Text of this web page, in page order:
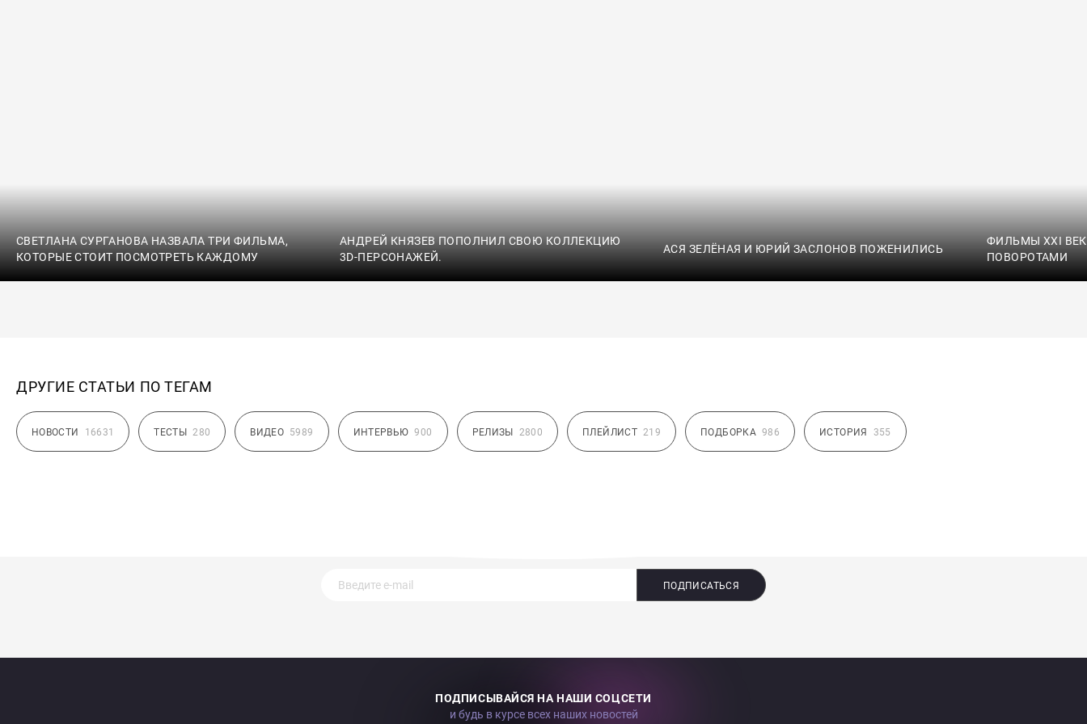
СВЕТЛАНА СУРГАНОВА НАЗВАЛА ТРИ ФИЛЬМА,
КОТОРЫЕ СТОИТ ПОСМОТРЕТЬ КАЖДОМУ
АНДРЕЙ КНЯЗЕВ ПОПОЛНИЛ СВОЮ КОЛЛЕКЦИЮ
3D-ПЕРСОНАЖЕЙ.
АСЯ ЗЕЛЁНАЯ И ЮРИЙ ЗАСЛОНОВ ПОЖЕНИЛИСЬ
ФИЛЬМЫ XXI
ПОВОРОТАМИ
ДРУГИЕ СТАТЬИ ПО ТЕГАМ
НОВОСТИ 16631 ТЕСТЫ 280 ВИДЕО 5989 ИНТЕРВЬЮ 900 РЕЛИЗЫ 2800 ПЛЕЙЛИСТ 219 ПОДБОРКА 986 ИСТОРИЯ 355
ПОДПИСАТЬСЯ
ПОДПИСЫВАЙСЯ НА НАШИ СОЦСЕТИ
и будь в курсе всех наших новостей